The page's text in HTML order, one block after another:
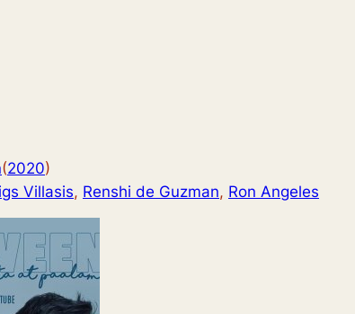
(2020)
Villasis, Renshi de Guzman, Ron Angeles